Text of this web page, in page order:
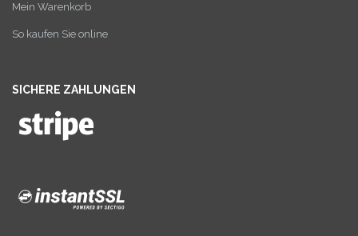
Mein Warenkorb
So kaufen Sie online
SICHERE ZAHLUNGEN